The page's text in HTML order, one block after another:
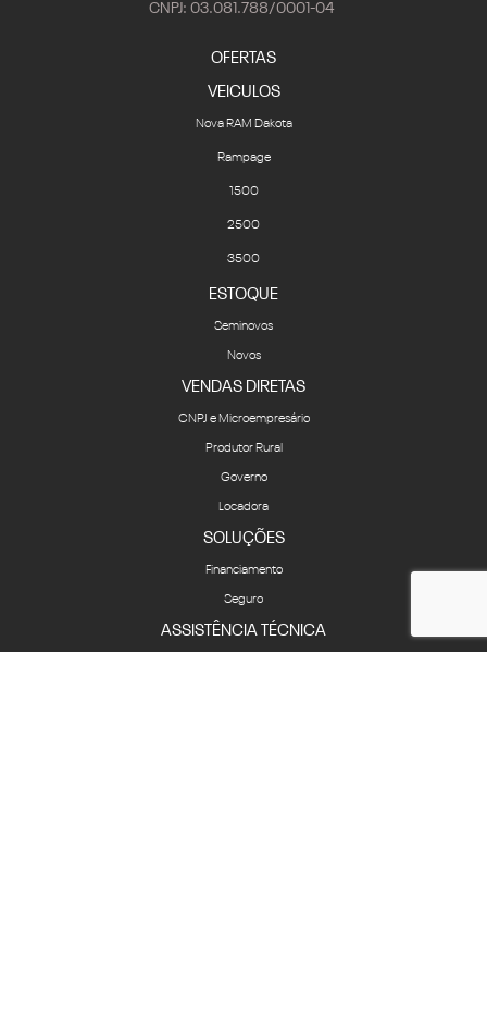
CNPJ: 03.081.788/0001-04
OFERTAS
VEICULOS
Nova RAM Dakota
Rampage
1500
2500
3500
ESTOQUE
Seminovos
Novos
VENDAS DIRETAS
CNPJ e Microempresário
Produtor Rural
Governo
Locadora
SOLUÇÕES
Financiamento
Seguro
ASSISTÊNCIA TÉCNICA